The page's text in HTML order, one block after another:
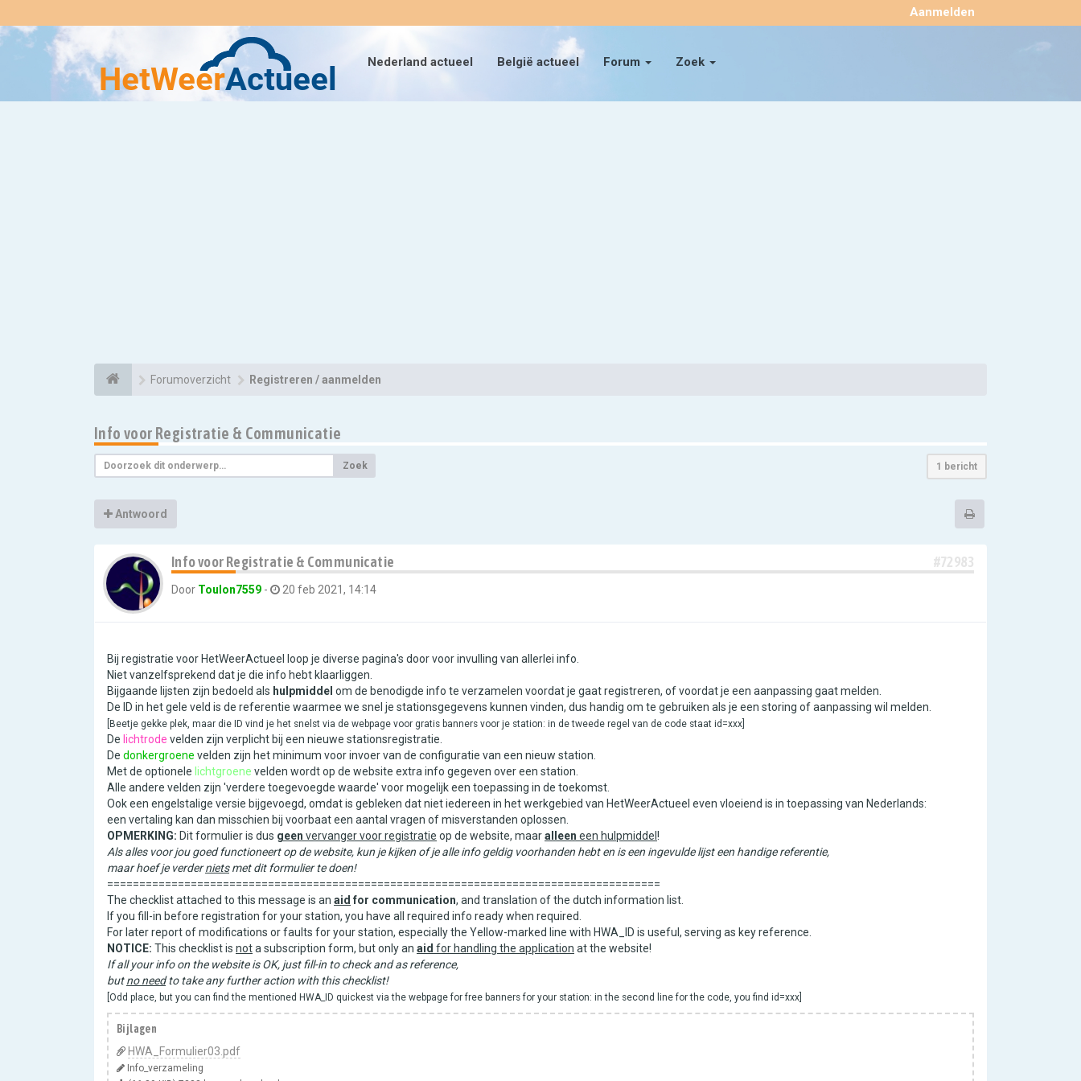
Nederland actueel België actueel Forum Zoek
Aanmelden ×
Forumoverzicht Registreren / aanmelden
Info voor Registratie & Communicatie
Zoek 1 bericht
Antwoord
Info voor Registratie & Communicatie #72983
Door Toulon7559 - 20 feb 2021, 14:14
Bij registratie voor HetWeerActueel loop je diverse pagina's door voor invulling van allerlei info.
Niet vanzelfsprekend dat je die info hebt klaarliggen.
Bijgaande lijsten zijn bedoeld als hulpmiddel om de benodigde info te verzamelen voordat je gaat registreren, of voordat je een aanpassing gaat melden.
De ID in het gele veld is de referentie waarmee we snel je stationsgegevens kunnen vinden, dus handig om te gebruiken als je een storing of aanpassing wil melden.
[Beetje gekke plek, maar die ID vind je het snelst via de webpage voor gratis banners voor je station: in de tweede regel van de code staat id=xxx]
De lichtrode velden zijn verplicht bij een nieuwe stationsregistratie.
De donkergroene velden zijn het minimum voor invoer van de configuratie van een nieuw station.
Met de optionele lichtgroene velden wordt op de website extra info gegeven over een station.
Alle andere velden zijn 'verdere toegevoegde waarde' voor mogelijk een toepassing in de toekomst.
Ook een engelstalige versie bijgevoegd, omdat is gebleken dat niet iedereen in het werkgebied van HetWeerActueel even vloeiend is in toepassing van Nederlands:
een vertaling kan dan misschien bij voorbaat een aantal vragen of misverstanden oplossen.
OPMERKING: Dit formulier is dus geen vervanger voor registratie op de website, maaralleen een hulpmiddel !
Als alles voor jou goed functioneert op de website, kun je kijken of je alle info geldig voorhanden hebt en is een ingevulde lijst een handige referentie,
maar hoef je verdernietsmet dit formulier te doen!
======================================================================================
The checklist attached to this message is an aid for communication, and translation of the dutch information list.
If you fill-in before registration for your station, you have all required info ready when required.
For later report of modifications or faults for your station, especially the Yellow-marked line with HWA_ID is useful, serving as key reference.
NOTICE: This checklist is nota subscription form, but only an aid for handling the application at the website!
If all your info on the website is OK, just fill-in to check and as reference,
butno needto take any further action with this checklist!
[Odd place, but you can find the mentioned HWA_ID quickest via the webpage for free banners for your station: in the second line for the code, you find id=xxx]
Bijlagen
HWA_Formulier03.pdf
Info_verzameling